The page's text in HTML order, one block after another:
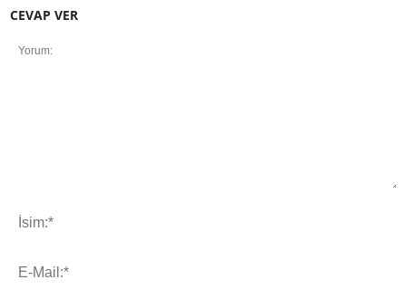
CEVAP VER